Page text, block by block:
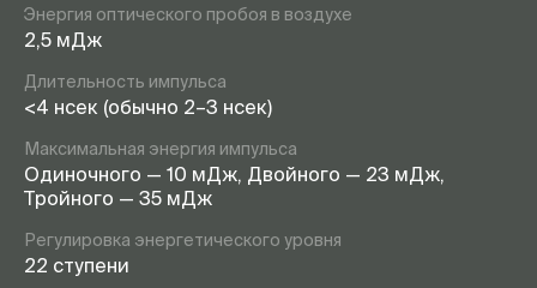
Энергия оптического пробоя в воздухе
2,5 мДж
Длительность импульса
<4 нсек (обычно 2–3 нсек)
Максимальная энергия импульса
Одиночного — 10 мДж, Двойного — 23 мДж,
Тройного — 35 мДж
Регулировка энергетического уровня
22 ступени